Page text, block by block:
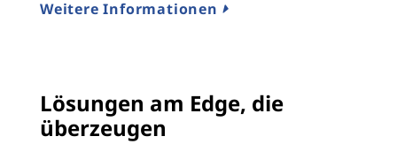
Weitere Informationen
Lösungen am Edge, die
überzeugen